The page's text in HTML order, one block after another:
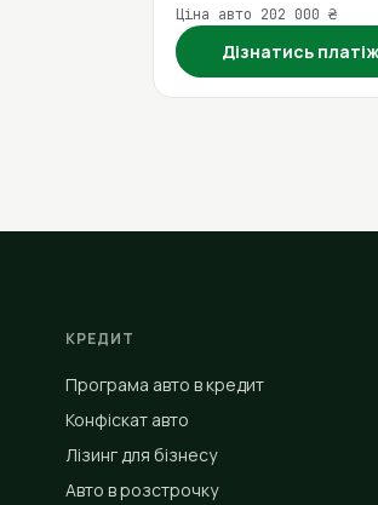
Ціна авто 202 000 ₴
Дізнатись платіж
КРЕДИТ
Програма авто в кредит
Конфіскат авто
Лізинг для бізнесу
Авто в розстрочку